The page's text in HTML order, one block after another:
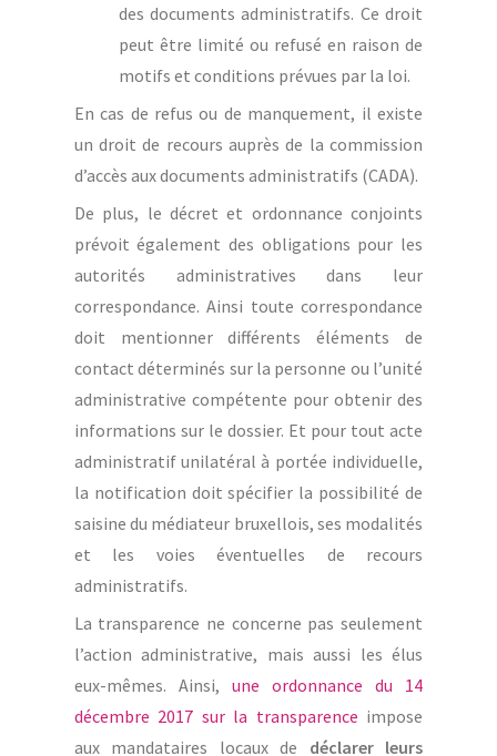
des documents administratifs. Ce droit
peut être limité ou refusé en raison de
motifs et conditions prévues par la loi.
En cas de refus ou de manquement, il existe
un droit de recours auprès de la commission
d’accès aux documents administratifs (CADA).
De plus, le décret et ordonnance conjoints
prévoit également des obligations pour les
autorités administratives dans leur
correspondance. Ainsi toute correspondance
doit mentionner différents éléments de
contact déterminés sur la personne ou l’unité
administrative compétente pour obtenir des
informations sur le dossier. Et pour tout acte
administratif unilatéral à portée individuelle,
la notification doit spécifier la possibilité de
saisine du médiateur bruxellois, ses modalités
et les voies éventuelles de recours
administratifs.
La transparence ne concerne pas seulement
l’action administrative, mais aussi les élus
eux-mêmes. Ainsi, une ordonnance du 14
décembre 2017 sur la transparence impose
aux mandataires locaux de déclarer leurs